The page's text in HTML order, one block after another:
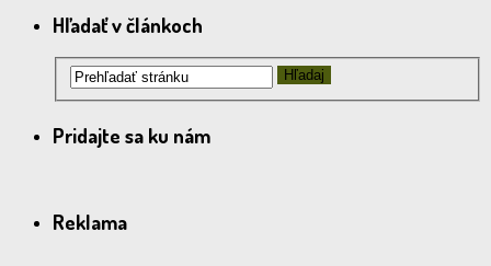
Hľadať v článkoch
Pridajte sa ku nám
Reklama